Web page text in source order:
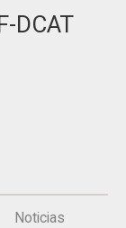
DCAT
Noticias